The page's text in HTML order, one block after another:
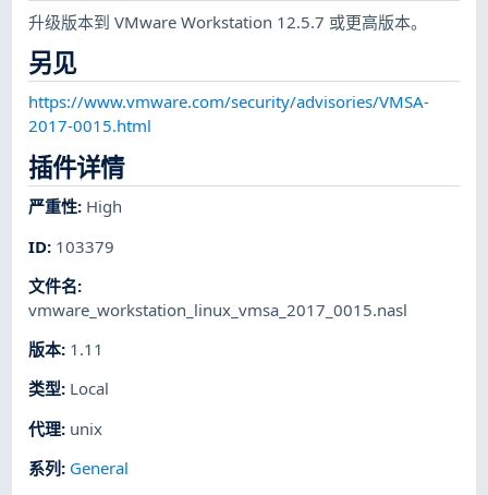
升级版本到 VMware Workstation 12.5.7 或更高版本。
另见
https://www.vmware.com/security/advisories/VMSA-
2017-0015.html
插件详情
严重性: High
ID: 103379
文件名:
vmware_workstation_linux_vmsa_2017_0015.nasl
版本: 1.11
类型: Local
代理: unix
系列 : General